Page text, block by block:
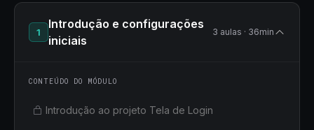
1
Introdução e configurações
iniciais
3 aulas · 36min
CONTEÚDO DO MÓDULO
Introdução ao projeto Tela de Login